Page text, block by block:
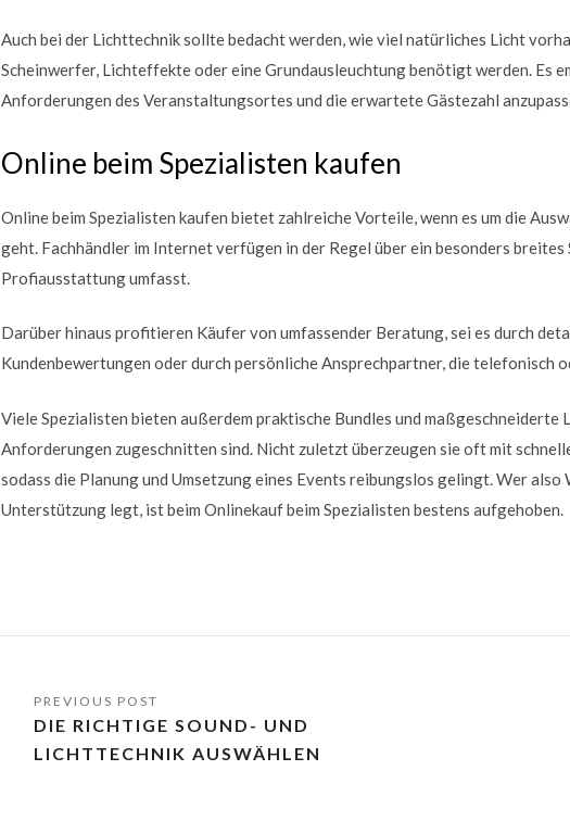
Auch bei der Lichttechnik sollte bedacht werden, wie viel natürliches Licht
Scheinwerfer, Lichteffekte oder eine Grundausleuchtung benötigt werden. Es
Anforderungen des Veranstaltungsortes und die erwartete Gästezahl
Online beim Spezialisten kaufen
Online beim Spezialisten kaufen bietet zahlreiche Vorteile, wenn es um die
geht. Fachhändler im Internet verfügen in der Regel über ein besonders
Profiausstattung umfasst.
Darüber hinaus profitieren Käufer von umfassender Beratung, sei es durch
Kundenbewertungen oder durch persönliche Ansprechpartner, die telefonisch
Viele Spezialisten bieten außerdem praktische Bundles und maßgeschneiderte
Anforderungen zugeschnitten sind. Nicht zuletzt überzeugen sie oft mit
sodass die Planung und Umsetzung eines Events reibungslos gelingt. Wer
Unterstützung legt, ist beim Onlinekauf beim Spezialisten bestens aufgehoben.
DIE RICHTIGE SOUND- UND
LICHTTECHNIK AUSWÄHLEN